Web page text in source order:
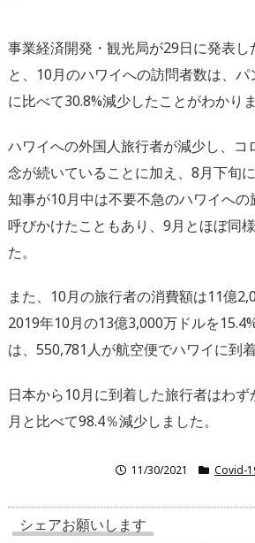
事業経済開発・観光局が29日に発表し
と、10月のハワイへの訪問者数は、パ
に比べて30.8%減少したことがわかりま
ハワイへの外国人旅行者が減少し、コ
念が続いていることに加え、8月下旬
知事が10月中は不要不急のハワイへ
呼びかけたこともあり、9月とほぼ同
た。
また、10月の旅行者の消費額は11億
2019年10月の13億3,000万ドルを
は、550,781人が航空便でハワイに到着
日本から10月に到着した旅行者はわ
月と比べて98.4％減少しました。
11/30/2021 Covid-
シェアお願いします